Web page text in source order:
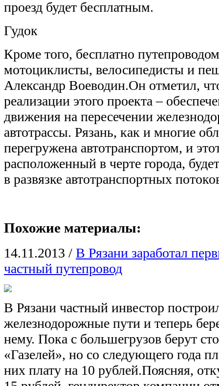
проезд будет бесплатным.
Гудок
Кроме того, бесплатно
мотоциклисты, велосипедисты и
Александр Воеводин.Он отметил,
реализации этого проекта –
движения на пересечении
автотрассы. Рязань, как и многие
перегружена автотранспортом, и
расположенный в черте города,
в развязке автотранспортных
Похожие материалы:
14.11.2013 / В Рязани заработал
частный путепровод
В Рязани частный инвестор
железнодорожные пути и теперь
нему. Пока с большегрузов берут
«Газелей», но со следующего года
них плату на 10 рублей.Поясняя,